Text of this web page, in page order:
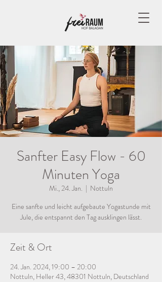
Sanfter Easy Flow - 60
Minuten Yoga
Mi., 24. Jan.
  |
Nottuln
Eine sanfte und leicht aufgebaute Yogastunde mit
Jule, die entspannt den Tag ausklingen lässt.
Zeit & Ort
24. Jan. 2024, 19:00 – 20:00
Nottuln, Heller 43, 48301 Nottuln, Deutschland